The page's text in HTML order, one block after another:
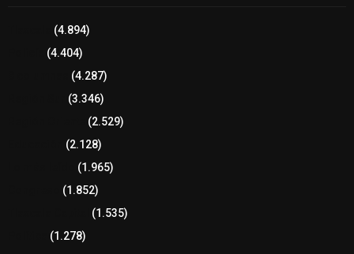
(4.894)
(4.404)
(4.287)
(3.346)
(2.529)
(2.128)
(1.965)
(1.852)
(1.535)
(1.278)